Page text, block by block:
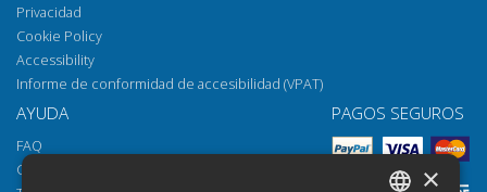
Privacidad
Cookie Policy
Accessibility
Informe de conformidad de accesibilidad (VPAT)
AYUDA
FAQ
Cómo abrir los archivos
PAGOS SEGUROS
×